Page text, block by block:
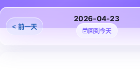
< 前一天
2026-04-23
回到今天